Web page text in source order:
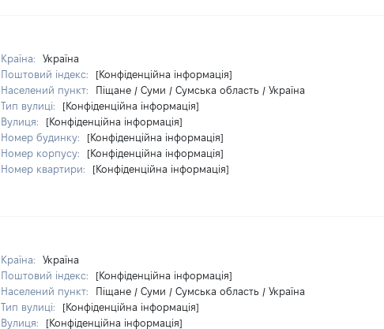
Країна:
Україна
Поштовий індекс:
[Конфіденційна інформація]
Населений пункт:
Піщане / Суми / Сумська область / Україна
Тип вулиці:
[Конфіденційна інформація]
Вулиця:
[Конфіденційна інформація]
Номер будинку:
[Конфіденційна інформація]
Номер корпусу:
[Конфіденційна інформація]
Номер квартири:
[Конфіденційна інформація]
Країна:
Україна
Поштовий індекс:
[Конфіденційна інформація]
Населений пункт:
Піщане / Суми / Сумська область / Україна
Тип вулиці:
[Конфіденційна інформація]
Вулиця:
[Конфіденційна інформація]